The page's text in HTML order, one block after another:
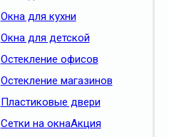
Окна для кухни
Окна для детской
Остекление офисов
Остекление магазинов
Пластиковые двери
Сетки на окнаАкция